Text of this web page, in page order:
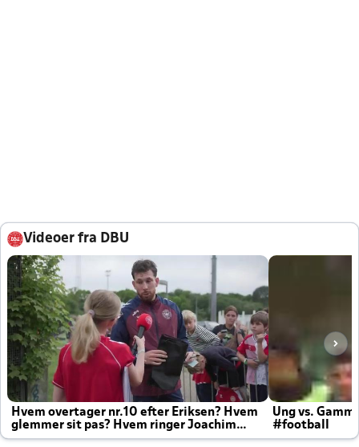
Videoer fra DBU
Hvem overtager nr.10 efter Eriksen? Hvem
glemmer sit pas? Hvem ringer Joachim
altid til efter kampe?
Ung vs.
#football